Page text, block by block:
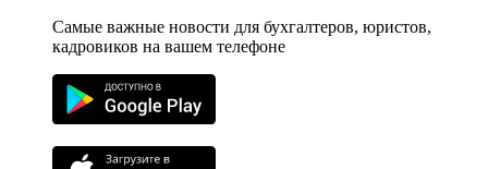
Самые важные новости для бухгалтеров, юристов,
кадровиков на вашем телефоне